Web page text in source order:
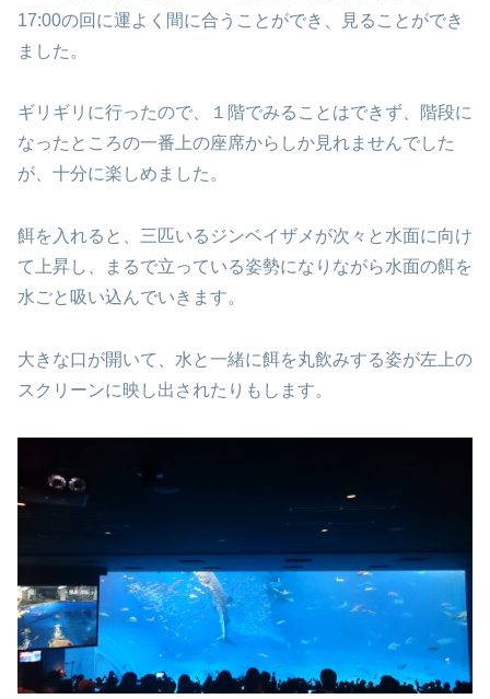
17:00の回に運よく間に合うことができ、見ることができ
ました。
ギリギリに行ったので、１階でみることはできず、階段に
なったところの一番上の座席からしか見れませんでした
が、十分に楽しめました。
餌を入れると、三匹いるジンベイザメが次々と水面に向け
て上昇し、まるで立っている姿勢になりながら水面の餌を
水ごと吸い込んでいきます。
大きな口が開いて、水と一緒に餌を丸飲みする姿が左上の
スクリーンに映し出されたりもします。